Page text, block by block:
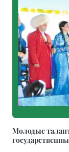
Молодые